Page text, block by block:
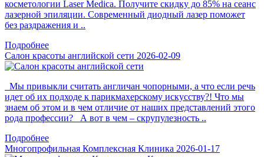
косметологии Laser Medica. Получите скидку до 85% на сеанс
лазерной эпиляции. Современный диодный лазер поможет
без раздражения и ..
Подробнее
Салон красоты английской сети 2026-02-09
Мы привыкли считать англичан чопорными, а что если речь
идет об их подходе к парикмахерскому искусству?! Что мы
знаем об этом и в чем отличие от наших представлений этого
рода профессии? А вот в чем – скрупулезность ..
Подробнее
Многопрофильная Комплексная Клиника 2026-01-17